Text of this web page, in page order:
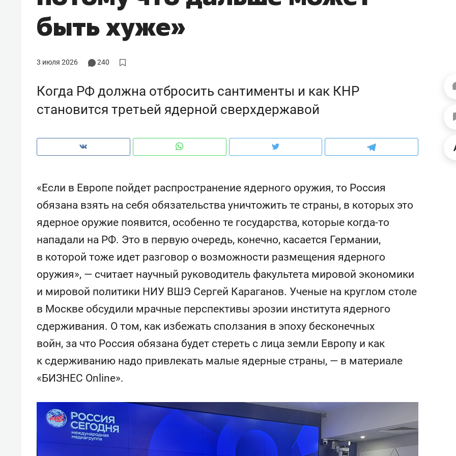
быть хуже»
3 июля 2026 240
Когда РФ должна отбросить сантименты и как КНР
становится третьей ядерной сверхдержавой
«Если в Европе пойдет распространение ядерного оружия, то Россия
обязана взять на себя обязательства уничтожить те страны, в которых это
ядерное оружие появится, особенно те государства, которые когда-то
нападали на РФ. Это в первую очередь, конечно, касается Германии,
в которой тоже идет разговор о возможности размещения ядерного
оружия», — считает научный руководитель факультета мировой экономики
и мировой политики НИУ ВШЭ Сергей Караганов. Ученые на круглом столе
в Москве обсудили мрачные перспективы эрозии института ядерного
сдерживания. О том, как избежать сползания в эпоху бесконечных
войн, за что Россия обязана будет стереть с лица земли Европу и как
к сдерживанию надо привлекать малые ядерные страны, — в материале
«БИЗНЕС Online».
рынки, почему надо знать аксакалов и
Рекомендуем
Оставить шум за волной: как
строят тишину в казанском
ЖК «Заря»
Рекомендуем
Психотерапевт «Фороса»:
«Директорский невроз» –
когда человек не считает
стрессом»
Рекомендуем
Дизайнер-прораб
Наседкина: «Ремонт
с мебелью за 2